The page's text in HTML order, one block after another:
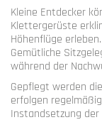
Kleine Entdecker
Klettergerüste
Höhenflüge
Gemütliche
während der
Gepflegt werden
erfolgen
Instandsetzung